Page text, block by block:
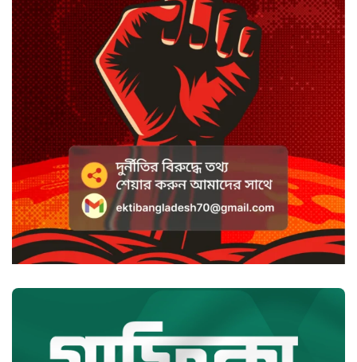
ডিজিটাল ভূমি সেবায় জবাবদিহি
নিশ্চিতের নির্দেশ
সবুজবাগে ময়লার স্তূপ থেকে তরুণীর
খণ্ডিত মাথা ও হাত উদ্ধার